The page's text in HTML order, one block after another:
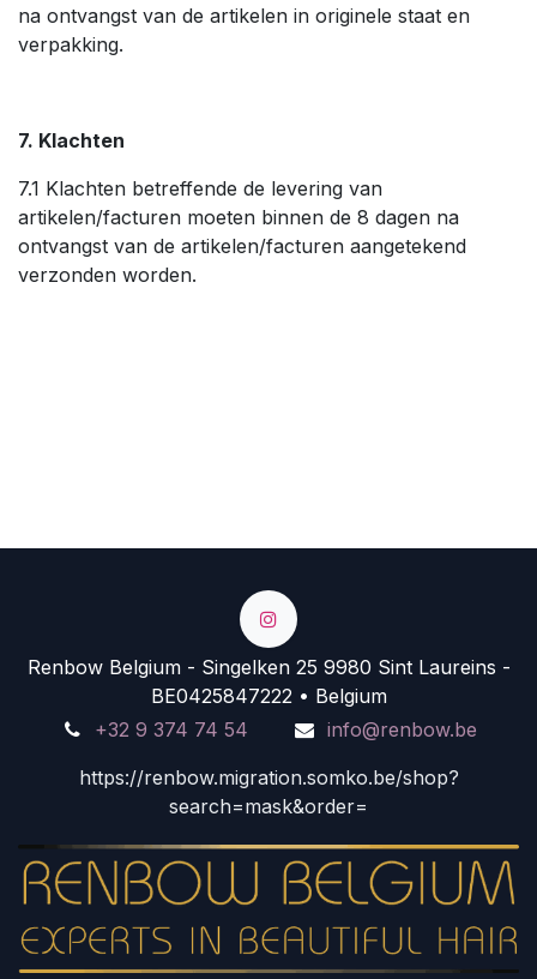
na ontvangst van de artikelen in originele staat en
verpakking.
7. Klachten
7.1 Klachten betreffende de levering van
artikelen/facturen moeten binnen de 8 dagen na
ontvangst van de artikelen/facturen aangetekend
verzonden worden.
Renbow Belgium - Singelken 25 9980 Sint Laureins -
BE0425847222 • Belgium
+32 9 374 74 54
info@renbow.be
https://renbow.migration.somko.be/shop?
search=mask&order=